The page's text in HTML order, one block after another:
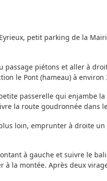
petit parking de la
passage piétons et aller à
le Pont (hameau) à environ
passerelle qui enjambe
la route goudronnée dans
loin, emprunter à droite
à gauche et suivre le
la montée. Après deux